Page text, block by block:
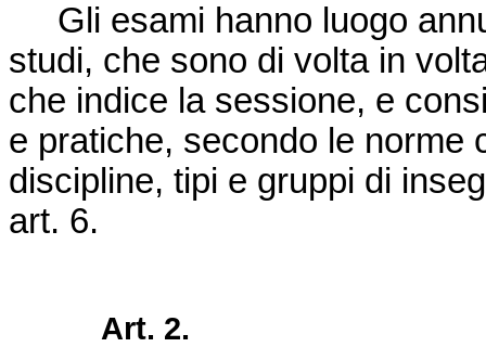
Gli esami hanno luogo
studi, che sono di volta in
che indice la sessione, e
e pratiche, secondo le norme
discipline, tipi e gruppi di
art. 6.
Art. 2.